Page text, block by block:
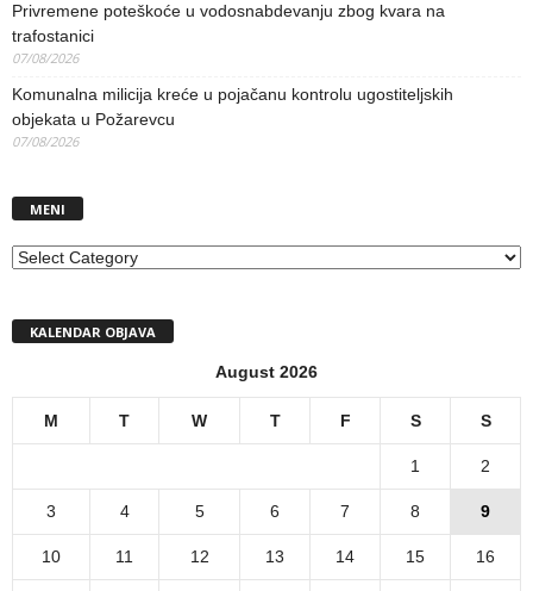
Privremene poteškoće u vodosnabdevanju zbog kvara na
trafostanici
07/08/2026
Komunalna milicija kreće u pojačanu kontrolu ugostiteljskih
objekata u Požarevcu
07/08/2026
MENI
MENI
KALENDAR OBJAVA
August 2026
M T W T F S S
1 2
3 4 5 6 7 8 9
10 11 12 13 14 15 16